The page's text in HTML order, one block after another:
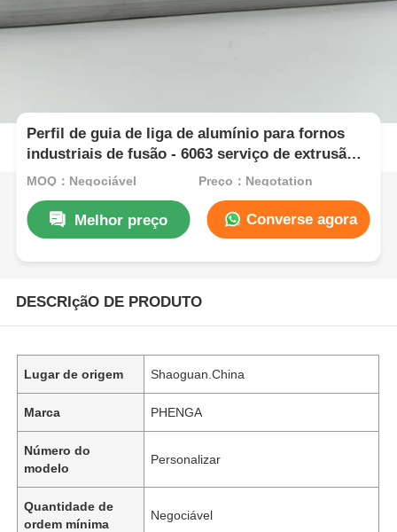
Perfil de guia de liga de alumínio para fornos
industriais de fusão - 6063 serviço de extrusão e
corte - quadrado branco-prateado T3-T8
MOQ：Negociável Preço：Negotation
Melhor preço Converse agora
DESCRIçãO DE PRODUTO
Lugar de origem Shaoguan.China
Marca PHENGA
Número do
modelo
Personalizar
Quantidade de
ordem mínima
Negociável